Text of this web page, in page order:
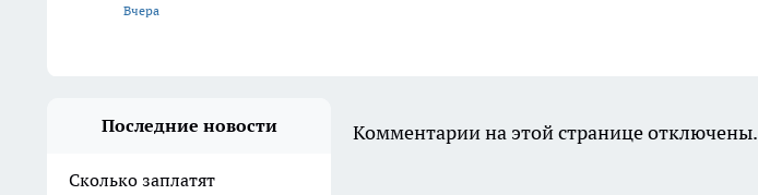
Вчера
Последние новости
Сколько заплатят
Комментарии на этой странице отключены.